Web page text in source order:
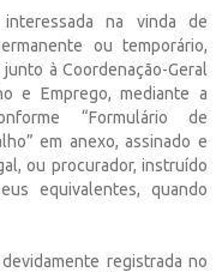
na vinda de
ou temporário,
à Coordenação-Geral
e Emprego, mediante a
“Formulário de
em anexo, assinado e
ou procurador, instruído
equivalentes, quando
registrada no